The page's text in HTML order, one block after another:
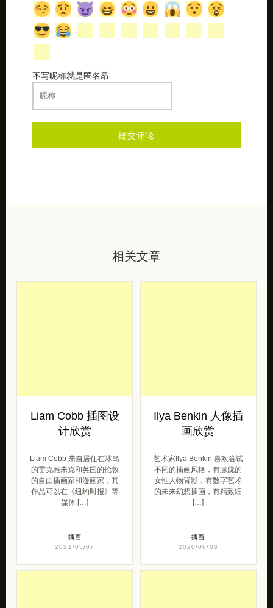
不写昵称就是匿名昂
相关文章
Liam Cobb 插图设
计欣赏
Liam Cobb 来自居住在冰岛
的雷克雅未克和英国的伦敦
的自由插画家和漫画家，其
作品可以在《纽约时报》等
媒体 […]
插画
2021/05/07
Ilya Benkin 人像插
画欣赏
艺术家Ilya Benkin 喜欢尝试
不同的插画风格，有朦胧的
女性人物背影，有数字艺术
的未来幻想插画，有精致细
[…]
插画
2020/06/03